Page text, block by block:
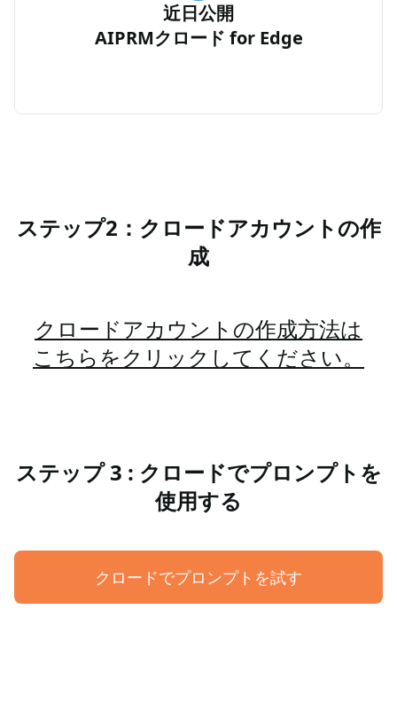
近日公開
AIPRMクロード for Edge
ステップ2：クロードアカウントの作
成
クロードアカウントの作成方法は
こちらをクリックしてください。
ステップ 3 : クロードでプロンプトを
使用する
クロードでプロンプトを試す